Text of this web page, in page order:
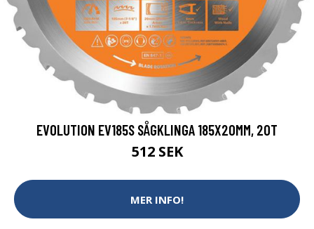
EVOLUTION EV185S SÅGKLINGA 185X20MM, 20T
512 SEK
MER INFO!